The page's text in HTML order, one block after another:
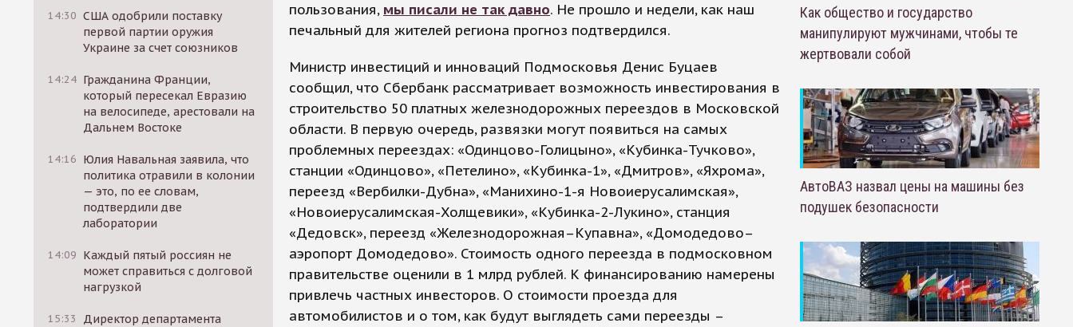
14:30 США одобрили поставку
первой партии оружия
Украине за счет союзников
14:24 Гражданина Франции,
который пересекал Евразию
на велосипеде, арестовали на
Дальнем Востоке
14:16 Юлия Навальная заявила, что
политика отравили в колонии
— это, по ее словам,
подтвердили две
лаборатории
14:09 Каждый пятый россиян не
может справиться с долговой
нагрузкой
15:33
Директор департамента
пользования, мы писали не так давно. Не прошло и недели, как наш
печальный для жителей региона прогноз подтвердился.
Министр инвестиций и инноваций Подмосковья Денис Буцаев
сообщил, что Сбербанк рассматривает возможность инвестирования в
строительство 50 платных железнодорожных переездов в Московской
области. В первую очередь, развязки могут появиться на самых
проблемных переездах: «Одинцово-Голицыно», «Кубинка-Тучково»,
станции «Одинцово», «Петелино», «Кубинка-1», «Дмитров», «Яхрома»,
переезд «Вербилки-Дубна», «Манихино-1-я Новоиерусалимская»,
«Новоиерусалимская-Холщевики», «Кубинка-2-Лукино», станция
«Дедовск», переезд «Железнодорожная–Купавна», «Домодедово–
аэропорт Домодедово». Стоимость одного переезда в подмосковном
правительстве оценили в 1 млрд рублей. К финансированию намерены
привлечь частных инвесторов. О стоимости проезда для
автомобилистов и о том, как будут выглядеть сами переезды –
Как общество и государство
манипулируют мужчинами, чтобы те
жертвовали собой
АвтоВАЗ назвал цены на машины без
подушек безопасности